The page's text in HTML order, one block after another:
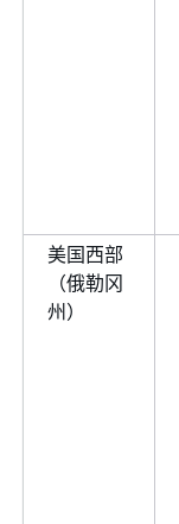
美国西部
（俄勒冈
州）